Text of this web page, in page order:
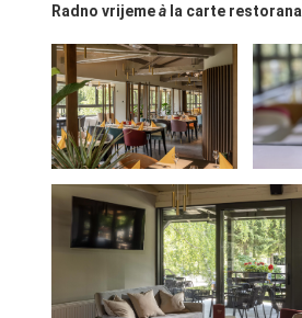
Radno vrijemeàla carte restorana